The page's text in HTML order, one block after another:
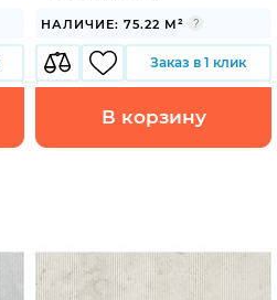
НАЛИЧИЕ: 75.22 М²
Заказ в 1 клик
В корзину